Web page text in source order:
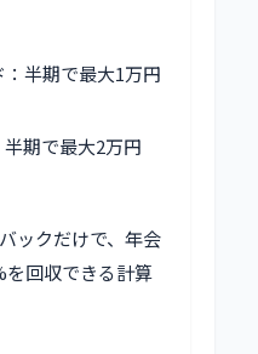
半期で最大1万円
期で最大2万円
ックだけで、年会
を回収できる計算